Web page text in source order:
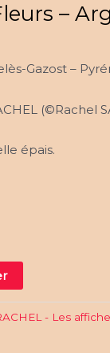
–
Gazost –
(©Rachel
épais.
- Les